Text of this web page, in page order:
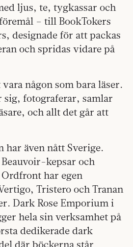
ljus, te, tygkassar och
– till BookTokers
designade för att packas
och spridas vidare på
någon som bara läser.
fotograferar, samlar
och allt det går att
även nått Sverige.
kepsar och
har egen
Tristero och Tranan
Dark Rose Emporium i
hela sin verksamhet på
dedikerade dark
där böckerna står